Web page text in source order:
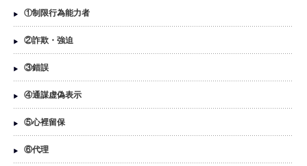
①制限行為能力者
②詐欺・強迫
③錯誤
④通謀虚偽表示
⑤心裡留保
⑥代理